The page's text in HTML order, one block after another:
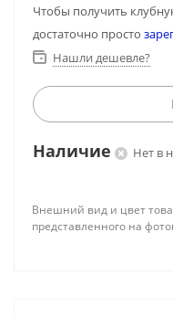
Чтобы получить
достаточно просто
Нашли дешевле?
Наличие Нет в
Внешний вид и цвет
представленного на